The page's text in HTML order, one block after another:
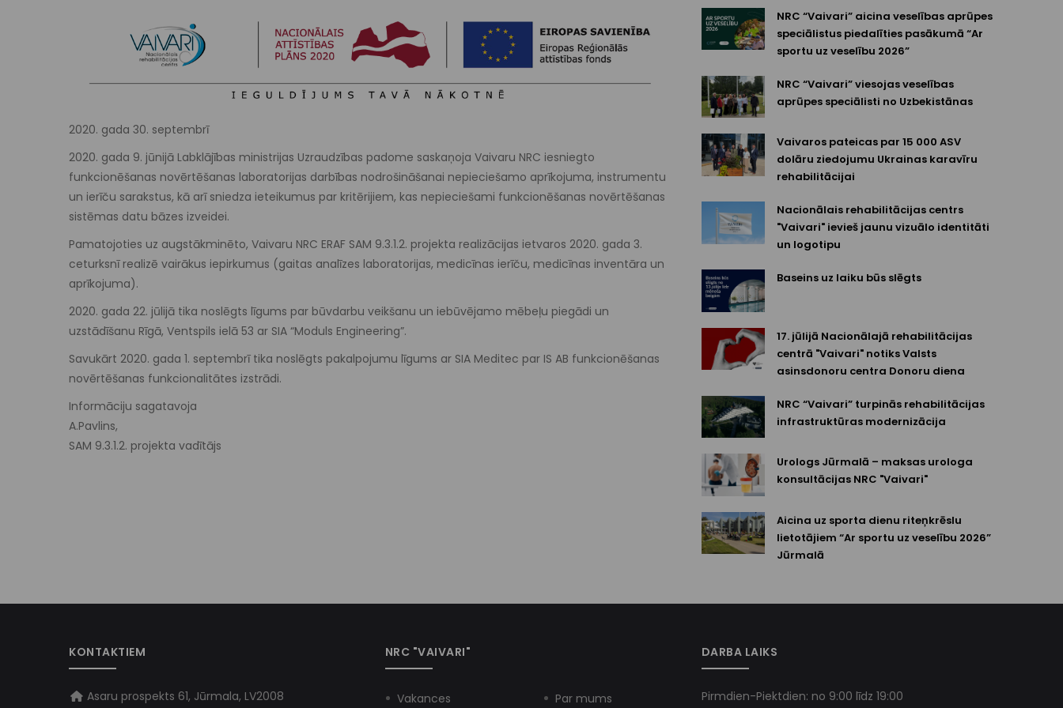
2020. gada 30. septembrī
2020. gada 9. jūnijā Labklājības ministrijas Uzraudzības padome saskaņoja Vaivaru NRC iesniegto
funkcionēšanas novērtēšanas laboratorijas darbības nodrošināšanai nepieciešamo aprīkojuma, instrumentu
un ierīču sarakstus, kā arī sniedza ieteikumus par kritērijiem, kas nepieciešami funkcionēšanas novērtēšanas
sistēmas datu bāzes izveidei.
Pamatojoties uz augstākminēto, Vaivaru NRC ERAF SAM 9.3.1.2. projekta realizācijas ietvaros 2020. gada 3.
ceturksnī realizē vairākus iepirkumus (gaitas analīzes laboratorijas, medicīnas ierīču, medicīnas inventāra un
aprīkojuma).
2020. gada 22. jūlijā tika noslēgts līgums par būvdarbu veikšanu un iebūvējamo mēbeļu piegādi un
uzstādīšanu Rīgā, Ventspils ielā 53 ar SIA “Moduls Engineering”.
Savukārt 2020. gada 1. septembrī tika noslēgts pakalpojumu līgums ar SIA Meditec par IS AB funkcionēšanas
novērtēšanas funkcionalitātes izstrādi.
Informāciju sagatavoja
A.Pavlins,
SAM 9.3.1.2. projekta vadītājs
NRC “Vaivari” aicina veselības aprūpes
speciālistus piedalīties pasākumā “Ar
sportu uz veselību 2026”
NRC “Vaivari” viesojas veselības
aprūpes speciālisti no Uzbekistānas
Vaivaros pateicas par 15 000 ASV
dolāru ziedojumu Ukrainas karavīru
rehabilitācijai
Nacionālais rehabilitācijas centrs
"Vaivari" ievieš jaunu vizuālo identitāti
un logotipu
Baseins uz laiku būs slēgts
17. jūlijā Nacionālajā rehabilitācijas
centrā "Vaivari" notiks Valsts
asinsdonoru centra Donoru diena
NRC “Vaivari” turpinās rehabilitācijas
infrastruktūras modernizācija
Urologs Jūrmalā – maksas urologa
konsultācijas NRC "Vaivari"
Aicina uz sporta dienu riteņkrēslu
lietotājiem “Ar sportu uz veselību 2026”
Jūrmalā
KONTAKTIEM
Asaru prospekts 61, Jūrmala, LV2008
NRC "VAIVARI"
Vakances Par mums
DARBA LAIKS
Pirmdien-Piektdien: no 9:00 līdz 19:00